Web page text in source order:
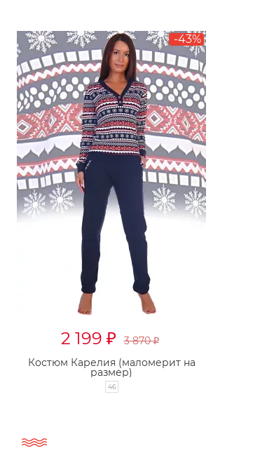
-43%
2 199 ₽ 3 870₽
Костюм Карелия (маломерит на
размер)
46